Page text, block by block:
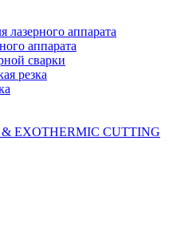
аппарата
аппарата
сварки
резка
& EXOTHERMIC CUTTING